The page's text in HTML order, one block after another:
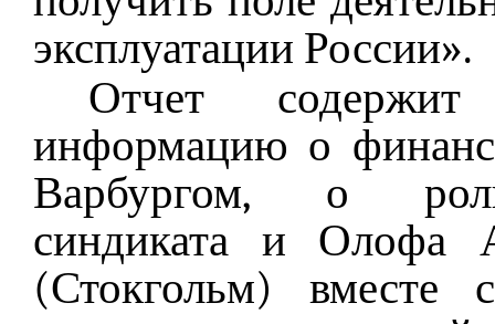
эксплуатации России».
Отчет
информацию о
Варбургом, о роли
синдиката и Олофа
(Стокгольм) вместе